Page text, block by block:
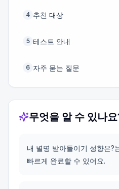
4 추천 대상
5 테스트 안내
6 자주 묻는 질문
무엇을 알 수 있나
내 별명 받아들이기 성향은?
빠르게 완료할 수 있어요.